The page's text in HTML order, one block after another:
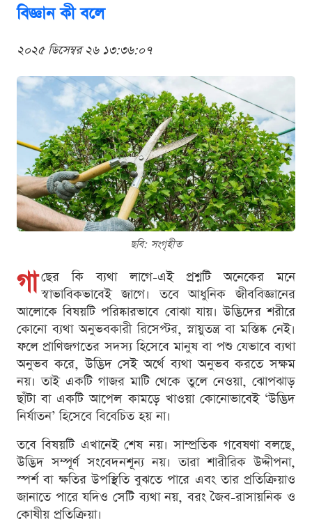
বিজ্ঞান কী বলে
২০২৫ ডিসেম্বর ২৬ ১৩:৩৬:০৭
ছবি: সংগৃহীত
গা ছের কি ব্যথা লাগে-এই প্রশ্নটি অনেকের মনে
স্বাভাবিকভাবেই জাগে। তবে আধুনিক জীববিজ্ঞানের
আলোকে বিষয়টি পরিষ্কারভাবে বোঝা যায়। উদ্ভিদের শরীরে
কোনো ব্যথা অনুভবকারী রিসেপ্টর, স্নায়ুতন্ত্র বা মস্তিষ্ক নেই।
ফলে প্রাণিজগতের সদস্য হিসেবে মানুষ বা পশু যেভাবে ব্যথা
অনুভব করে, উদ্ভিদ সেই অর্থে ব্যথা অনুভব করতে সক্ষম
নয়। তাই একটি গাজর মাটি থেকে তুলে নেওয়া, ঝোপঝাড়
ছাঁটা বা একটি আপেল কামড়ে খাওয়া কোনোভাবেই ‘উদ্ভিদ
নির্যাতন’ হিসেবে বিবেচিত হয় না।
তবে বিষয়টি এখানেই শেষ নয়। সাম্প্রতিক গবেষণা বলছে,
উদ্ভিদ সম্পূর্ণ সংবেদনশূন্য নয়। তারা শারীরিক উদ্দীপনা,
স্পর্শ বা ক্ষতির উপস্থিতি বুঝতে পারে এবং তার প্রতিক্রিয়াও
জানাতে পারে যদিও সেটি ব্যথা নয়, বরং জৈব-রাসায়নিক ও
কোষীয় প্রতিক্রিয়া।